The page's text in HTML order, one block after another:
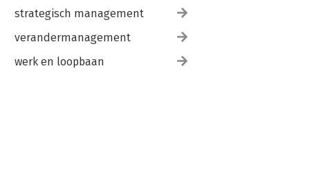
strategisch management
verandermanagement
werk en loopbaan